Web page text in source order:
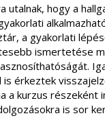
utalnak, hogy a
a gyakorlati
ismertetése
érkeztek
a kurzus részeként
is sor